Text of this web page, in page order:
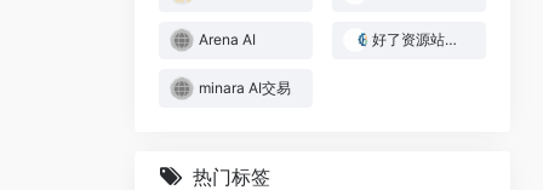
Arena AI 好了资源站｜Web3与AI实战资源库
minara AI交易
热门标签